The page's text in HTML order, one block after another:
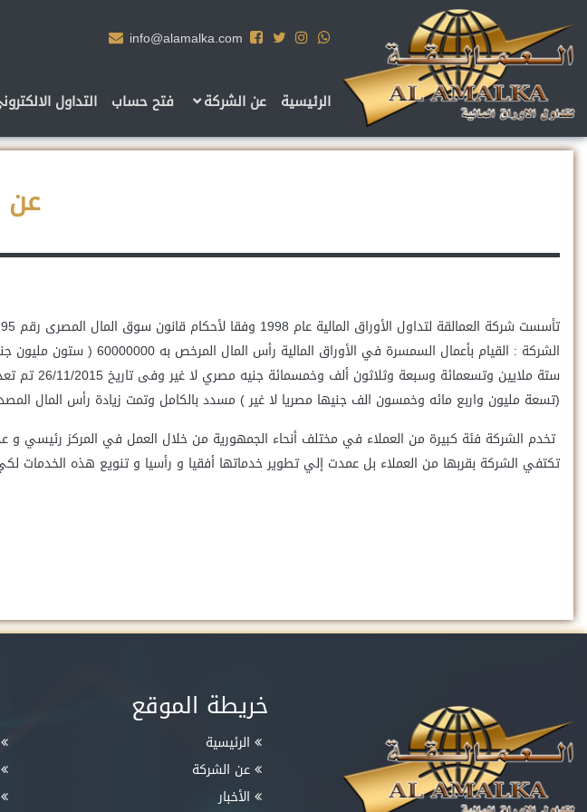
info@alamalka.com
الرئيسية عن الشركة فتح حساب التداول
عن
(تسعة مليون واربع مائه وخمسون الف جنيها مصريا لا غير ) مسدد بالكامل وتمت زيادة رأس المال المصدر والمدفوع بتاريخ 21/3/2023 ليصبح 20
تخدم الشركة فئة كبيرة من العملاء في مختلف أنحاء الجمهورية من خلال العمل في المركز رئيسي
تكتفي الشركة بقربها من العملاء بل عمدت إلي تطوير خدماتها أفقيا و رأسيا و تنويع هذه الخدمات
خريطة الموقع
الرئيسية
عن الشركة
الأخبار